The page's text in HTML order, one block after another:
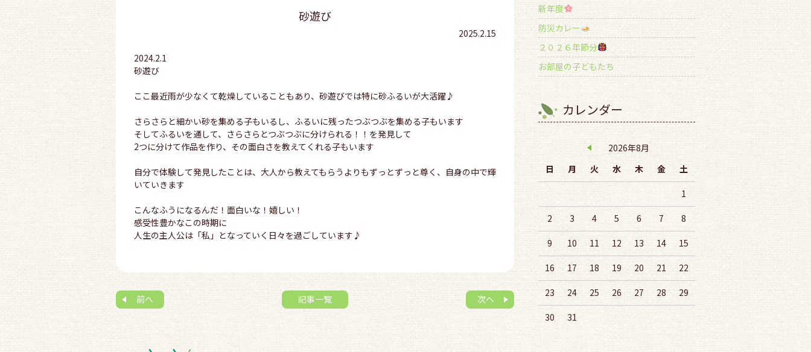
砂遊び
2025.2.15
2024.2.1
砂遊び
ここ最近雨が少なくて乾燥していることもあり、砂遊びでは特に砂ふるいが大活躍♪
さらさらと細かい砂を集める子もいるし、ふるいに残ったつぶつぶを集める子もいます
そしてふるいを通して、さらさらとつぶつぶに分けられる！！を発見して
2つに分けて作品を作り、その面白さを教えてくれる子もいます
自分で体験して発見したことは、大人から教えてもらうよりもずっとずっと尊く、自身の中で輝
いていきます
こんなふうになるんだ！面白いな！嬉しい！
感受性豊かなこの時期に
人生の主人公は「私」となっていく日々を過ごしています♪
前へ 次へ
記事一覧
新年度
防災カレー
２０２６年節分
お部屋の子どもたち
カレンダー
2026年8月
日
月 火 水 木 金 土
1
2 3 4 5 6 7 8
9 10 11 12 13 14 15
16 17 18 19 20 21 22
23 24 25 26 27 28 29
30 31